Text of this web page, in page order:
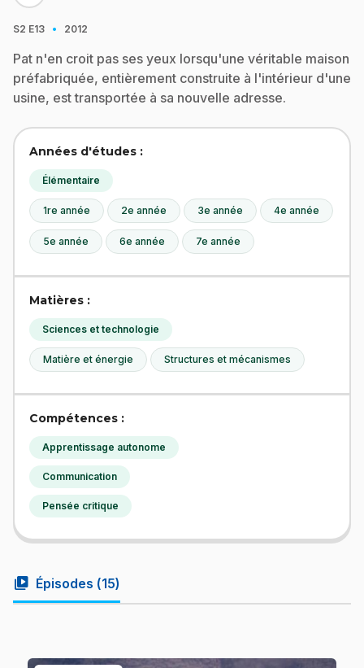
S2 E13 · 2012
Pat n'en croit pas ses yeux lorsqu'une véritable maison
préfabriquée, entièrement construite à l'intérieur d'une
usine, est transportée à sa nouvelle adresse.
Années d'études :
Élémentaire
1re année 2e année 3e année 4e année
5e année 6e année 7e année
Matières :
Sciences et technologie
Matière et énergie Structures et mécanismes
Compétences :
Apprentissage autonome
Communication
Pensée critique
video_library Épisodes (15)